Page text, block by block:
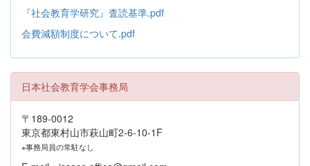
『社会教育学研究』査読基準.pdf
会費減額制度について.pdf
日本社会教育学会事務局
〒189-0012
東京都東村山市萩山町2-6-10-1F
※事務局員の常駐なし